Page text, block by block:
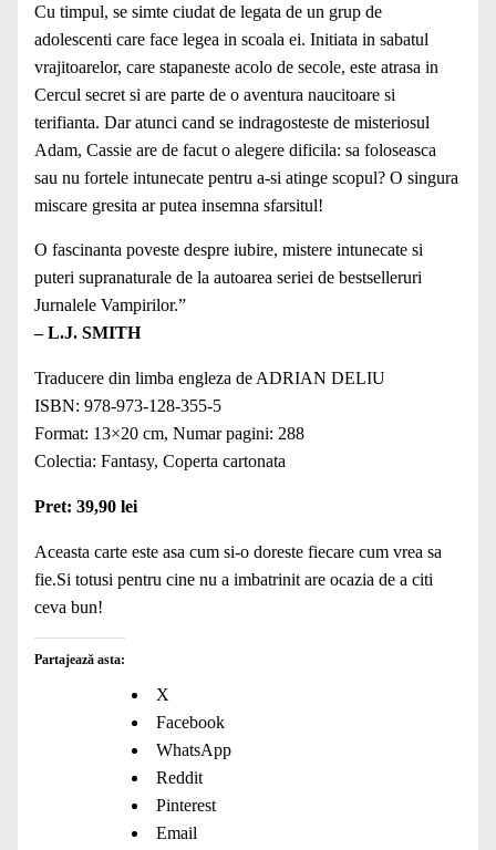
Cu timpul, se simte ciudat de legata de un grup de
adolescenti care face legea in scoala ei. Initiata in sabatul
vrajitoarelor, care stapaneste acolo de secole, este atrasa in
Cercul secret si are parte de o aventura naucitoare si
terifianta. Dar atunci cand se indragosteste de misteriosul
Adam, Cassie are de facut o alegere dificila: sa foloseasca
sau nu fortele intunecate pentru a-si atinge scopul? O singura
miscare gresita ar putea insemna sfarsitul!
O fascinanta poveste despre iubire, mistere intunecate si
puteri supranaturale de la autoarea seriei de bestselleruri
Jurnalele Vampirilor.”
– L.J. SMITH
Traducere din limba engleza de ADRIAN DELIU
ISBN: 978-973-128-355-5
Format: 13×20 cm, Numar pagini: 288
Colectia: Fantasy, Coperta cartonata
Pret: 39,90 lei
Aceasta carte este asa cum si-o doreste fiecare cum vrea sa
fie.Si totusi pentru cine nu a imbatrinit are ocazia de a citi
ceva bun!
Partajează asta:
X
Facebook
WhatsApp
Reddit
Pinterest
Email